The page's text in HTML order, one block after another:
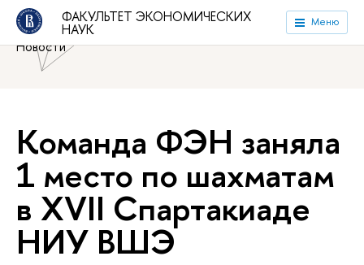
ФАКУЛЬТЕТ ЭКОНОМИЧЕСКИХ
НАУК Меню
Национальный исследовательский университет «Высшая
школа экономики»
Факультет экономических наук
Новости
Команда ФЭН заняла
1 место по шахматам
в XVII Спартакиаде
НИУ ВШЭ